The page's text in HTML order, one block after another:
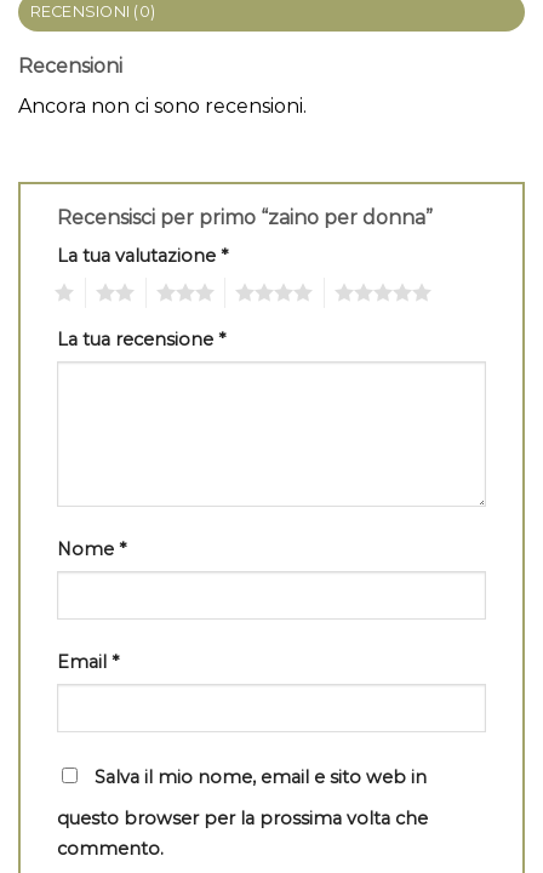
RECENSIONI (0)
Recensioni
Ancora non ci sono recensioni.
Recensisci per primo “zaino per donna”
La tua valutazione *
La tua recensione *
Nome *
Email *
Salva il mio nome, email e sito web in
questo browser per la prossima volta che
commento.